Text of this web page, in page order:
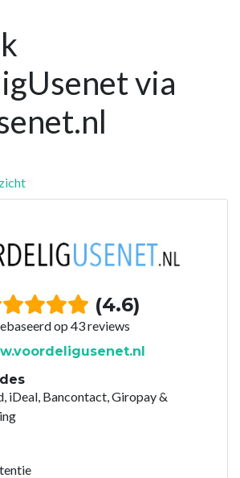
via
(4.6)
op 43 reviews
iDeal, Bancontact, Giropay &